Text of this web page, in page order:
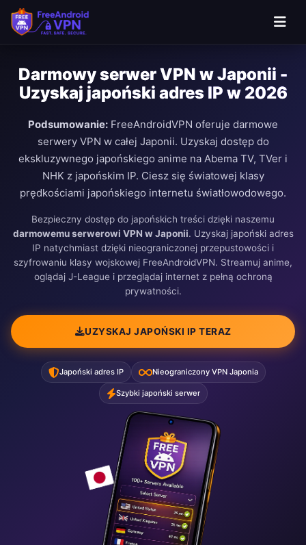
Darmowy serwer VPN w Japonii -
Uzyskaj japoński adres IP w 2026
Podsumowanie: FreeAndroidVPN oferuje darmowe
serwery VPN w całej Japonii. Uzyskaj dostęp do
ekskluzywnego japońskiego anime na Abema TV, TVer i
NHK z japońskim IP. Ciesz się światowej klasy
prędkościami japońskiego internetu światłowodowego.
Bezpieczny dostęp do japońskich treści dzięki naszemu
darmowemu serwerowi VPN w Japonii. Uzyskaj japoński adres
IP natychmiast dzięki nieograniczonej przepustowości i
szyfrowaniu klasy wojskowej FreeAndroidVPN. Streamuj anime,
oglądaj J-League i przeglądaj internet z pełną ochroną
prywatności.
UZYSKAJ JAPOŃSKI IP TERAZ
Japoński adres IP Nieograniczony VPN Japonia
Szybki japoński serwer